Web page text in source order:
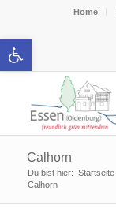
Werkzeugleiste öffnen
Home
Calhorn
Du bist hier: Startseite
Calhorn